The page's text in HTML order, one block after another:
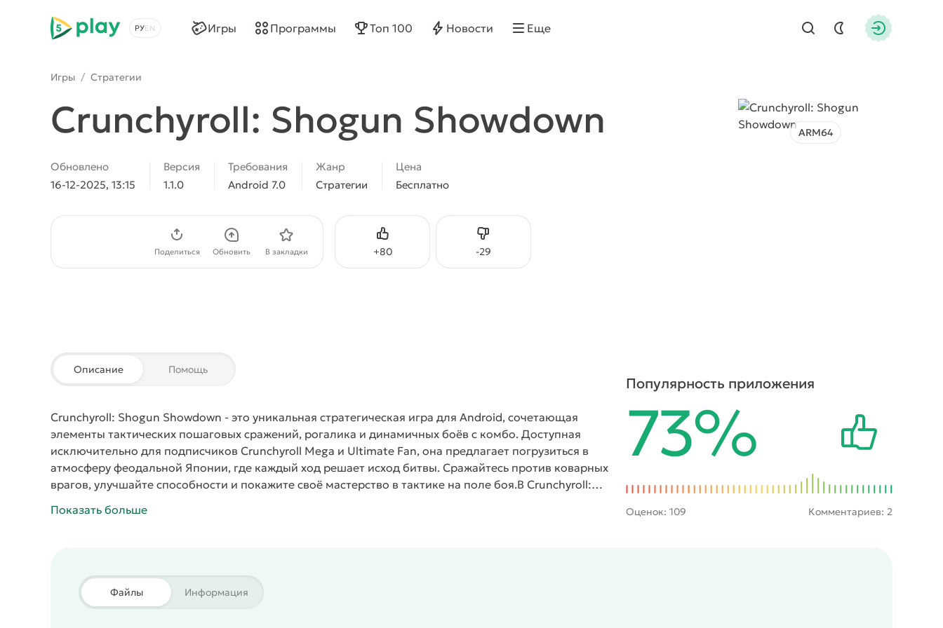
5play
Выбрать язык
Найти
Игры Программы Топ 100 Новости Еще
Игры / Стратегии
Crunchyroll: Shogun Showdown ARM64
Обновлено
16-12-2025, 13:15
Версия
1.1.0
Требования
Android 7.0
Жанр
Стратегии
Цена
Бесплатно
+80
Нравится -29
Не нравится
Поделиться Обновить В закладки
Описание Помощь
Crunchyroll: Shogun Showdown - это уникальная стратегическая игра для Android, сочетающая
элементы тактических пошаговых сражений, рогалика и динамичных боёв с комбо. Доступная
исключительно для подписчиков Crunchyroll Mega и Ultimate Fan, она предлагает погрузиться в
атмосферу феодальной Японии, где каждый ход решает исход битвы. Сражайтесь против коварных
врагов, улучшайте способности и покажите своё мастерство в тактике на поле боя.В Crunchyroll:
решений. Игра предлагает пошаговую систему, где важна не только сила атак, но и
атак, чтобы создать непобедимую колоду ударов, и испытывайте их в схватках с боссами, которые
проверят вашу стратегию на прочность.
Показать больше
Популярность приложения
73%
Оценок: 109 Комментариев: 2
Файлы Информация